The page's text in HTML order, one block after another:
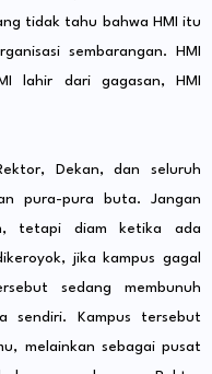
tidak tahu bahwa HMI itu
sembarangan. HMI
lahir dari gagasan, HMI
Dekan, dan seluruh
pura-pura buta. Jangan
tetapi diam ketika ada
jika kampus gagal
sedang membunuh
sendiri. Kampus tersebut
melainkan sebagai pusat